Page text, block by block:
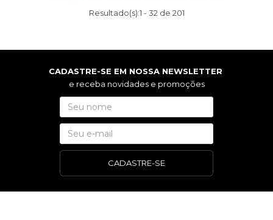
Resultado(s):1 -32 de 201
CADASTRE-SE EM NOSSA NEWSLETTER
e receba novidades e promoções
CADASTRE-SE